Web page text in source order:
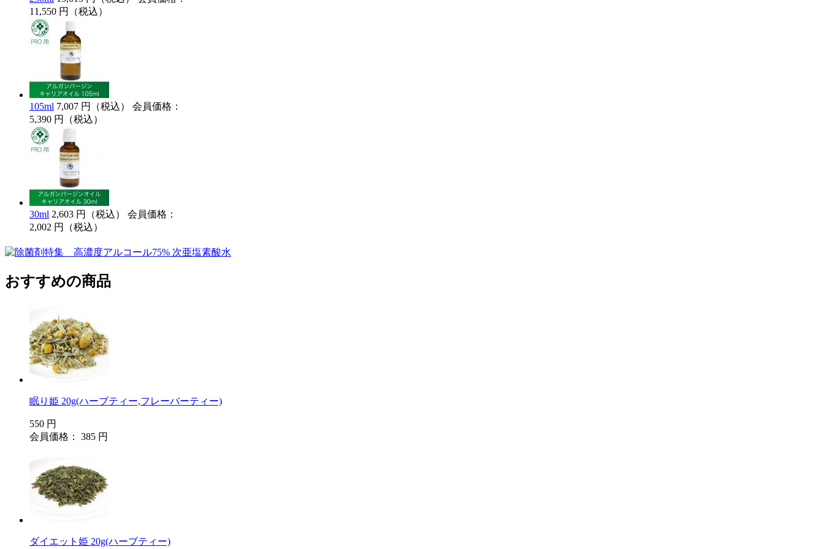
11,550 円（税込）
105ml 7,007 円（税込）
会員価格：
5,390 円（税込）
30ml 2,603 円（税込）
会員価格：
2,002 円（税込）
おすすめの商品
眠り姫 20g(ハーブティー,フレーバーティー)
550 円
会員価格： 385 円
ダイエット姫 20g(ハーブティー)